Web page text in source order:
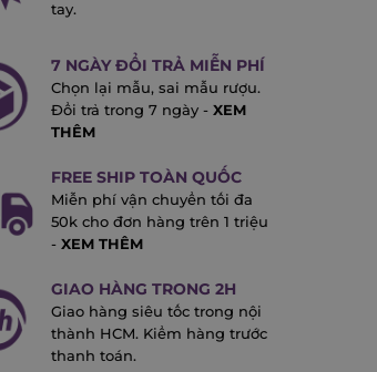
tay.
7 NGÀY ĐỔI TRẢ MIỄN PHÍ
Chọn lại mẫu, sai mẫu rượu.
Đổi trả trong 7 ngày -XEM
THÊM
FREE SHIP TOÀN QUỐC
Miễn phí vận chuyển tối đa
50k cho đơn hàng trên 1 triệu
- XEM THÊM
GIAO HÀNG TRONG 2H
Giao hàng siêu tốc trong nội
thành HCM. Kiểm hàng trước
thanh toán.